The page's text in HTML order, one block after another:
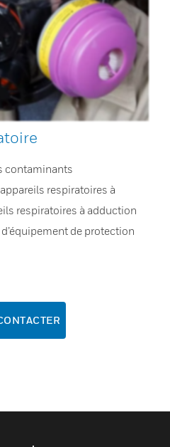
contaminants
respiratoires à
respiratoires à adduction
d’équipement de protection